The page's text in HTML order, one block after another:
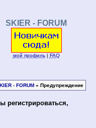
SKIER - FORUM
мой профиль| FAQ
- FORUM » Предупреждение
регистрироваться,